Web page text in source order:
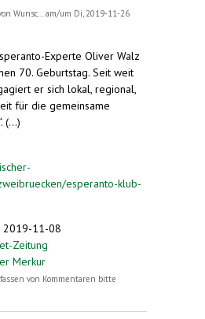
Wunsc...
am/um Di, 2019-11-26
Experte Oliver Walz
70. Geburtstag. Seit weit
er sich lokal, regional,
für die gemeinsame
(...)
esperanto-klub-
2019-11-08
Zeitung
Merkur
Möglichkeiten mit Esperanto
von Kommentaren bitte